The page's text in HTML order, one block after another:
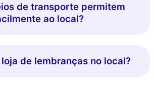
de transporte permitem
ao local?
loja de lembranças no local?